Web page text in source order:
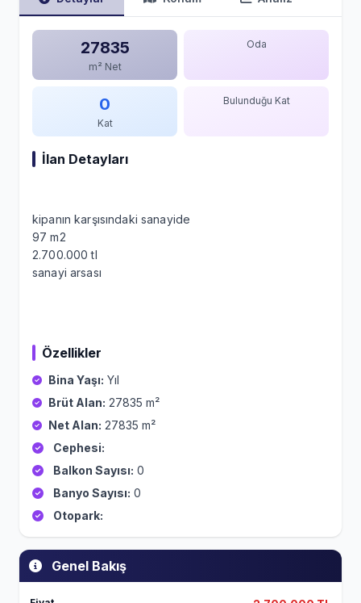
Genel Bakış
27835
m² Net
Oda
0
Kat
Bulunduğu Kat
İlan Detayları
kipanın karşısındaki sanayide
97 m2
2.700.000 tl
sanayi arsası
Özellikler
Bina Yaşı: Yıl
Brüt Alan: 27835 m²
Net Alan: 27835 m²
Cephesi:
Balkon Sayısı: 0
Banyo Sayısı: 0
Otopark: